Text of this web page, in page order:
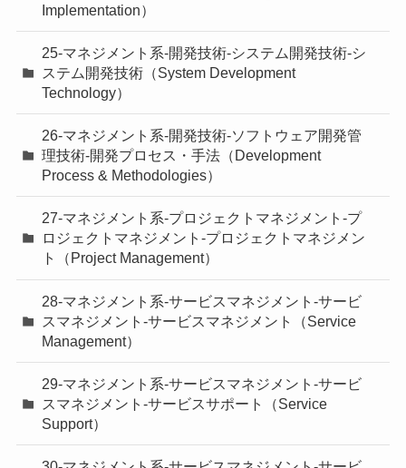
Implementation）
25-マネジメント系-開発技術-システム開発技術-シ
ステム開発技術（System Development
Technology）
26-マネジメント系-開発技術-ソフトウェア開発管
理技術-開発プロセス・手法（Development
Process & Methodologies）
27-マネジメント系-プロジェクトマネジメント-プ
ロジェクトマネジメント-プロジェクトマネジメン
ト（Project Management）
28-マネジメント系-サービスマネジメント-サービ
スマネジメント-サービスマネジメント（Service
Management）
29-マネジメント系-サービスマネジメント-サービ
スマネジメント-サービスサポート（Service
Support）